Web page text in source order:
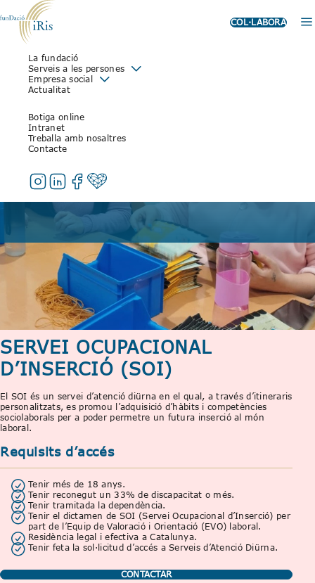
COL·LABORA
La fundació
Serveis a les persones
Empresa social
Actualitat
Botiga online
Intranet
Treballa amb nosaltres
Contacte
SERVEI OCUPACIONAL
D’INSERCIÓ (SOI)
El SOI és un servei d’atenció diürna en el qual, a través d’itineraris
personalitzats, es promou l’adquisició d’hàbits i competències
sociolaborals per a poder permetre un futura inserció al món
laboral.
Requisits d’accés
Tenir més de 18 anys.
Tenir reconegut un 33% de discapacitat o més.
Tenir tramitada la dependència.
Tenir el dictamen de SOI (Servei Ocupacional d’Inserció) per
part de l’Equip de Valoració i Orientació (EVO) laboral.
Residència legal i efectiva a Catalunya.
Tenir feta la sol·licitud d’accés a Serveis d’Atenció Diürna.
CONTACTAR